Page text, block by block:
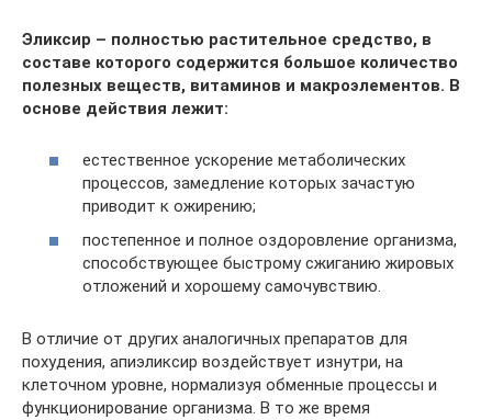
Эликсир – полностью растительное средство, в
составе которого содержится большое количество
полезных веществ, витаминов и макроэлементов. В
основе действия лежит:
естественное ускорение метаболических
процессов, замедление которых зачастую
приводит к ожирению;
постепенное и полное оздоровление организма,
способствующее быстрому сжиганию жировых
отложений и хорошему самочувствию.
В отличие от других аналогичных препаратов для
похудения, апиэликсир воздействует изнутри, на
клеточном уровне, нормализуя обменные процессы и
функционирование организма. В то же время